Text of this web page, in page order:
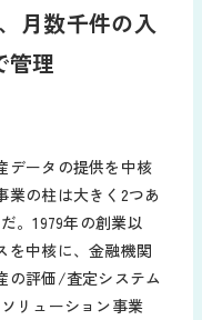
月数千件の入
管理
データの提供を中核
業の柱は大きく2つあ
。1979年の創業以
を中核に、金融機関
の評価/査定システム
リューション事業